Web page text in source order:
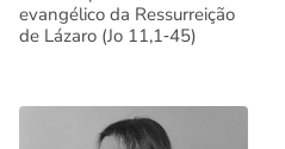
evangélico da Ressurreição
de Lázaro (Jo 11,1‑45)